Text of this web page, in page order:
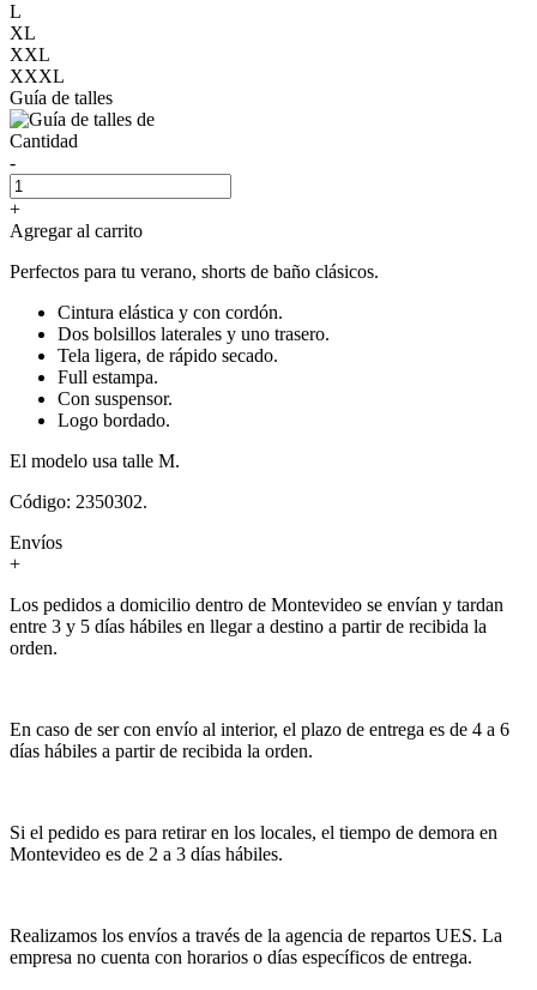
L
XL
XXL
XXXL
Guía de talles
Cantidad
-
+
Agregar al carrito
Perfectos para tu verano, shorts de baño clásicos.
Cintura elástica y con cordón.
Dos bolsillos laterales y uno trasero.
Tela ligera, de rápido secado.
Full estampa.
Con suspensor.
Logo bordado.
El modelo usa talle M.
Código: 2350302.
Envíos
+
Los pedidos a domicilio dentro de Montevideo se envían y tardan
entre 3 y 5 días hábiles en llegar a destino a partir de recibida la
orden.
En caso de ser con envío al interior, el plazo de entrega es de 4 a 6
días hábiles a partir de recibida la orden.
Si el pedido es para retirar en los locales, el tiempo de demora en
Montevideo es de 2 a 3 días hábiles.
Realizamos los envíos a través de la agencia de repartos UES. La
empresa no cuenta con horarios o días específicos de entrega.